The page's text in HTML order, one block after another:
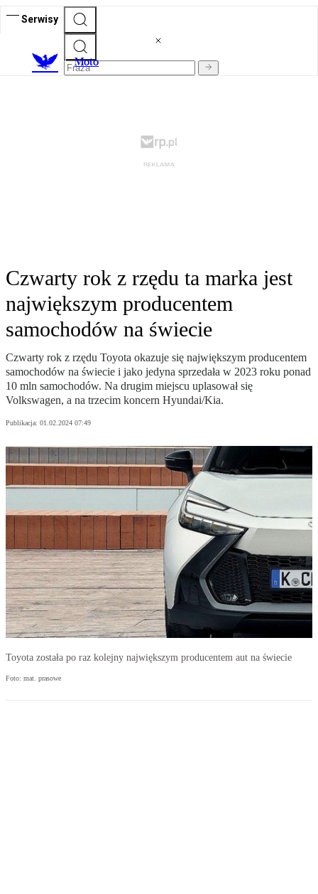
Serwisy
Moto
Czwarty rok z rzędu ta marka jest
największym producentem
samochodów na świecie
Czwarty rok z rzędu Toyota okazuje się największym producentem
samochodów na świecie i jako jedyna sprzedała w 2023 roku ponad
10 mln samochodów. Na drugim miejscu uplasował się
Volkswagen, a na trzecim koncern Hyundai/Kia.
Publikacja: 01.02.2024 07:49
Toyota została po raz kolejny największym producentem aut na świecie
Foto: mat. prasowe